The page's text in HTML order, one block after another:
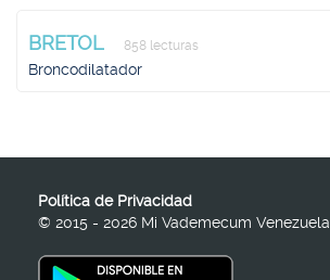
BRETOL 858 lecturas
Broncodilatador
Política de Privacidad
© 2015 - 2026 Mi Vademecum Venezuela